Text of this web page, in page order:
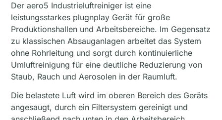
Der aero5 Industrieluftreiniger ist eine
leistungsstarkes plugnplay Gerät für große
Produktionshallen und Arbeitsbereiche. Im Gegensatz
zu klassischen Absauganlagen arbeitet das System
ohne Rohrleitung und sorgt durch kontinuierliche
Umluftreinigung für eine deutliche Reduzierung von
Staub, Rauch und Aerosolen in der Raumluft.
Die belastete Luft wird im oberen Bereich des Geräts
angesaugt, durch ein Filtersystem gereinigt und